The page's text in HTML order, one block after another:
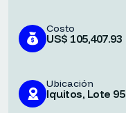
Costo
US$ 105,407.93
Ubicación
Iquitos, Lote 95